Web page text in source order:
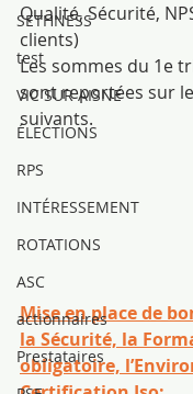
SETHNESS
test
VIC SUR AISNE
ÉLECTIONS
RPS
INTÉRESSEMENT
ROTATIONS
ASC
actionnaires
Prestataires
Qualité, Sécurité,
clients)
Les sommes du 1e
sont reportées sur
suivants.
Mise en place de
la Sécurité, la
obligatoire,